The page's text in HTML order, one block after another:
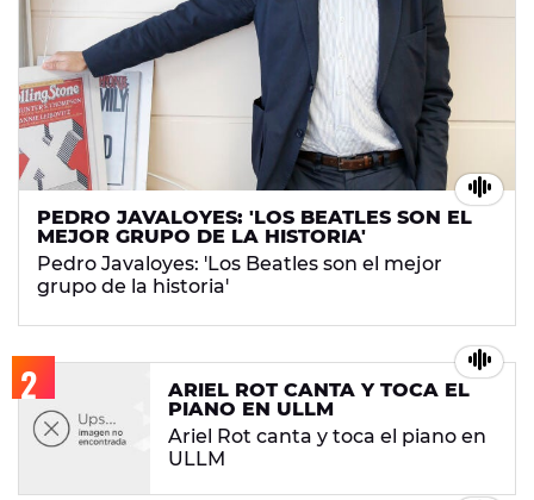
PEDRO JAVALOYES: 'LOS BEATLES SON EL
MEJOR GRUPO DE LA HISTORIA'
Pedro Javaloyes: 'Los Beatles son el mejor
grupo de la historia'
ARIEL ROT CANTA Y TOCA EL
PIANO EN ULLM
Ariel Rot canta y toca el piano en
ULLM